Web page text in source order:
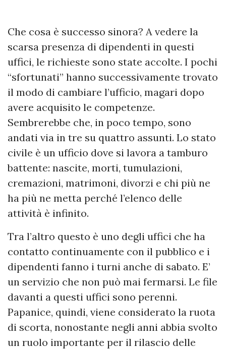
Che cosa è successo sinora? A vedere la
scarsa presenza di dipendenti in questi
uffici, le richieste sono state accolte. I pochi
“sfortunati” hanno successivamente trovato
il modo di cambiare l’ufficio, magari dopo
avere acquisito le competenze.
Sembrerebbe che, in poco tempo, sono
andati via in tre su quattro assunti. Lo stato
civile è un ufficio dove si lavora a tamburo
battente: nascite, morti, tumulazioni,
cremazioni, matrimoni, divorzi e chi più ne
ha più ne metta perché l’elenco delle
attività è infinito.
Tra l’altro questo è uno degli uffici che ha
contatto continuamente con il pubblico e i
dipendenti fanno i turni anche di sabato. E’
un servizio che non può mai fermarsi. Le file
davanti a questi uffici sono perenni.
Papanice, quindi, viene considerato la ruota
di scorta, nonostante negli anni abbia svolto
un ruolo importante per il rilascio delle